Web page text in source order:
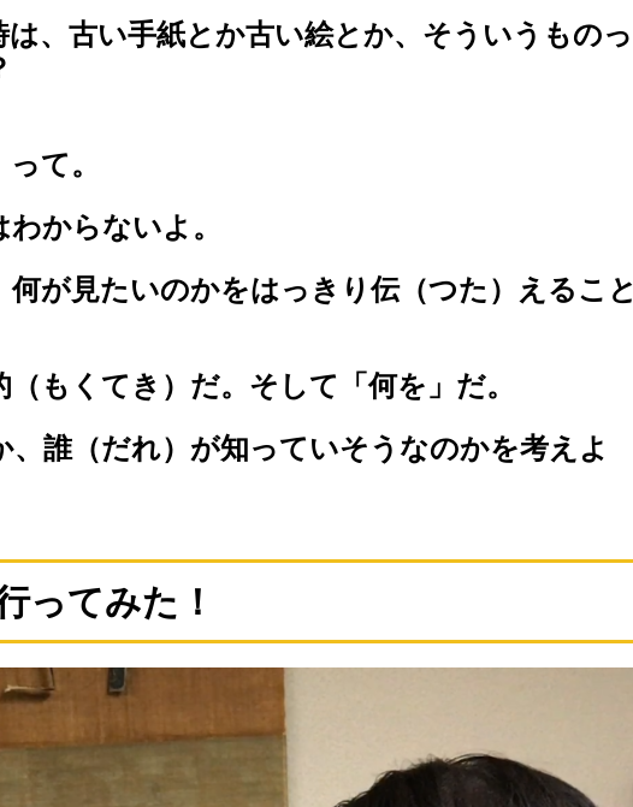
、古い手紙とか古い絵とか、そういうものっ
て。
からないよ。
が見たいのかをはっきり伝（つた）えること
もくてき）だ。そして「何を」だ。
誰（だれ）が知っていそうなのかを考えよ
ってみた！